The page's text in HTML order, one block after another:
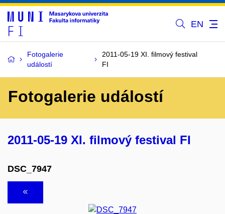
EN
Fotogalerie
událostí
2011-05-19 XI. filmový festival
FI
Fotogalerie událostí
2011-05-19 XI. filmový festival FI
DSC_7947